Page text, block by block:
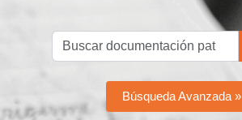
Búsqueda Avanzada »